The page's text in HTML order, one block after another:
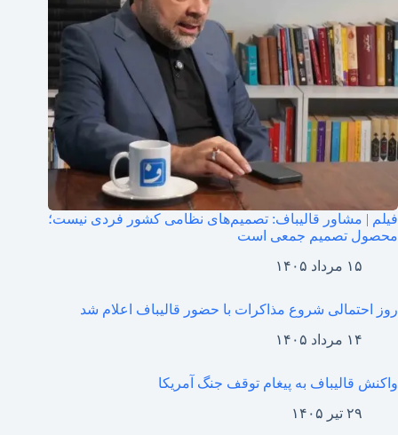
فیلم | مشاور قالیباف: تصمیم‌های نظامی کشور فردی نیست؛
محصول تصمیم جمعی است
۱۵ مرداد ۱۴۰۵
روز احتمالی شروع مذاکرات با حضور قالیباف اعلام شد
۱۴ مرداد ۱۴۰۵
واکنش قالیباف به پیغام توقف جنگ آمریکا
۲۹ تیر ۱۴۰۵